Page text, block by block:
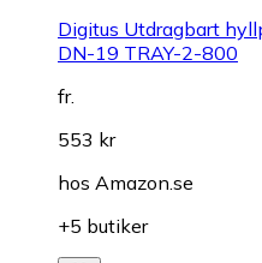
Digitus Utdragbart
DN-19 TRAY-2-800
fr.
553 kr
hos Amazon.se
+5 butiker